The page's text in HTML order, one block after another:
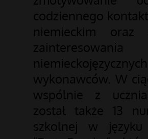
codziennego
niemieckim oraz
niemieckojęzycznych
wykonawców. W
wspólnie z
został także 13
szkolnej w języku